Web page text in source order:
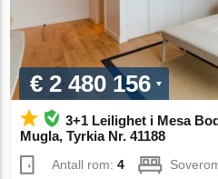
€ 2 480 156
3+1 Leilighet i Mesa
Mugla, Tyrkia Nr. 41188
Antall rom:4